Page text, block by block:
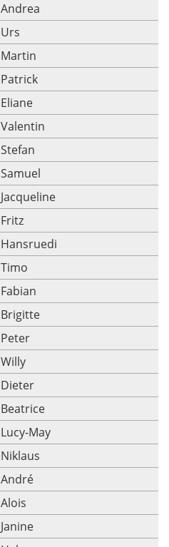
Andrea
Urs
Martin
Patrick
Eliane
Valentin
Stefan
Samuel
Jacqueline
Fritz
Hansruedi
Timo
Fabian
Brigitte
Peter
Willy
Dieter
Beatrice
Lucy-May
Niklaus
André
Alois
Janine